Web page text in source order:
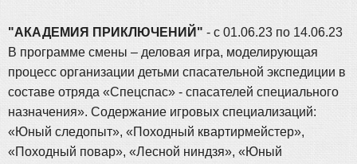
"АКАДЕМИЯ ПРИКЛЮЧЕНИЙ" - с 01.06.23 по 14.06.23
В программе смены – деловая игра, моделирующая
процесс организации детьми спасательной экспедиции в
составе отряда «Спецспас» - спасателей специального
назначения». Содержание игровых специализаций:
«Юный следопыт», «Походный квартирмейстер»,
«Походный повар», «Лесной ниндзя», «Юный